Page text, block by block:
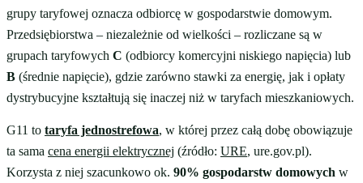
grupy taryfowej oznacza odbiorcę w gospodarstwie domowym.
Przedsiębiorstwa – niezależnie od wielkości – rozliczane są w
grupach taryfowych C (odbiorcy komercyjni niskiego napięcia) lub
B (średnie napięcie), gdzie zarówno stawki za energię, jak i opłaty
dystrybucyjne kształtują się inaczej niż w taryfach mieszkaniowych.
G11 to taryfa jednostrefowa, w której przez całą dobę obowiązuje
ta sama cena energii elektrycznej (źródło: URE, ure.gov.pl).
Korzysta z niej szacunkowo ok. 90% gospodarstw domowych w